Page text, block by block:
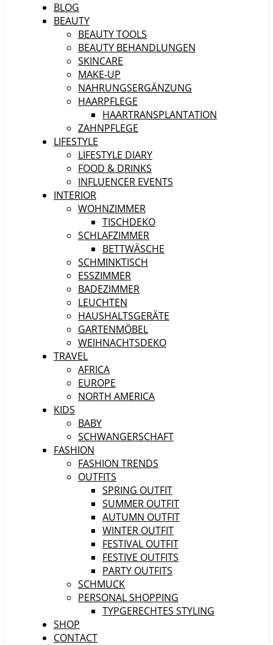
BLOG
BEAUTY
BEAUTY TOOLS
BEAUTY BEHANDLUNGEN
SKINCARE
MAKE-UP
NAHRUNGSERGÄNZUNG
HAARPFLEGE
HAARTRANSPLANTATION
ZAHNPFLEGE
LIFESTYLE
LIFESTYLE DIARY
FOOD & DRINKS
INFLUENCER EVENTS
INTERIOR
WOHNZIMMER
TISCHDEKO
SCHLAFZIMMER
BETTWÄSCHE
SCHMINKTISCH
ESSZIMMER
BADEZIMMER
LEUCHTEN
HAUSHALTSGERÄTE
GARTENMÖBEL
WEIHNACHTSDEKO
TRAVEL
AFRICA
EUROPE
NORTH AMERICA
KIDS
BABY
SCHWANGERSCHAFT
FASHION
FASHION TRENDS
OUTFITS
SPRING OUTFIT
SUMMER OUTFIT
AUTUMN OUTFIT
WINTER OUTFIT
FESTIVAL OUTFIT
FESTIVE OUTFITS
PARTY OUTFITS
SCHMUCK
PERSONAL SHOPPING
TYPGERECHTES STYLING
SHOP
CONTACT